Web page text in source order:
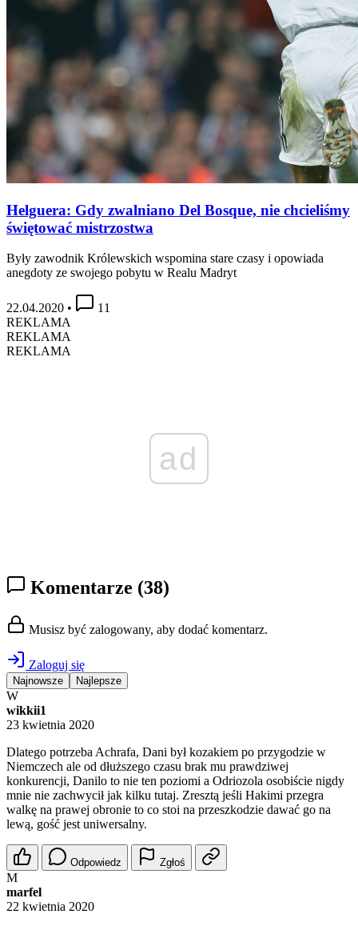
Helguera: Gdy zwalniano Del Bosque, nie chcieliśmy
świętować mistrzostwa
Były zawodnik Królewskich wspomina stare czasy i opowiada
anegdoty ze swojego pobytu w Realu Madryt
22.04.2020 •
11
REKLAMA
REKLAMA
REKLAMA
ad
Komentarze (38)
Musisz być zalogowany, aby dodać komentarz.
Zaloguj się
Najnowsze Najlepsze
W
wikkii1
23 kwietnia 2020
Dlatego potrzeba Achrafa, Dani był kozakiem po przygodzie w
Niemczech ale od dłuższego czasu brak mu prawdziwej
konkurencji, Danilo to nie ten poziomi a Odriozola osobiście nigdy
mnie nie zachwycił jak kilku tutaj. Zresztą jeśli Hakimi przegra
walkę na prawej obronie to co stoi na przeszkodzie dawać go na
lewą, gość jest uniwersalny.
Odpowiedz Zgłoś
M
marfel
22 kwietnia 2020